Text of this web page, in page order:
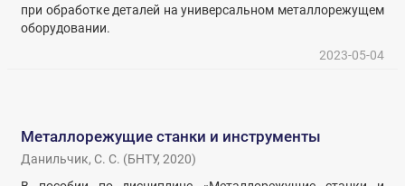
при обработке деталей на универсальном металлорежущем
оборудовании.
2023-05-04
Металлорежущие станки и инструменты
Данильчик, С. С. (БНТУ,2020)